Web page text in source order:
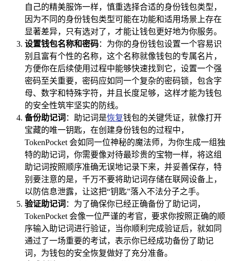
自己的精美服饰一样，慎重选择合适的身份钱包类型，
因为不同的身份钱包类型可能在功能和适用场景上存在
显著差异，只有选对了，才能让钱包更好地为你服务。
设置钱包名称和密码：为你的身份钱包设置一个容易识
别且富有个性的名称，这个名称就像钱包的专属名片，
方便你在后续使用过程中能够快速找到它，设置一个强
密码至关重要，密码应如同一个复杂的密码锁，包含字
母、数字和特殊字符，并且长度足够，这样才能为钱包
的安全性筑牢坚实的防线。
备份助记词 ：助记词是恢复钱包的关键凭证，就像打开
宝藏的唯一钥匙，在创建身份钱包的过程中，
TokenPocket 会如同一位神秘的魔法师，为你生成一组独
特的助记词，你需要像对待最珍贵的宝物一样，将这组
助记词按照顺序准确无误地记录下来，并妥善保存，特
别要注意的是，千万不要将助记词存储在联网设备上，
以防信息泄露，让这把“钥匙”落入不法分子之手。
验证助记词 ：为了确保你已经正确备份了助记词，
TokenPocket 会像一位严谨的考官，要求你按照正确的顺
序输入助记词进行验证，当你顺利完成验证后，就如同
通过了一场重要的考试，表示你已经成功备份了助记
词，为钱包的安全恢复做好了充分准备。